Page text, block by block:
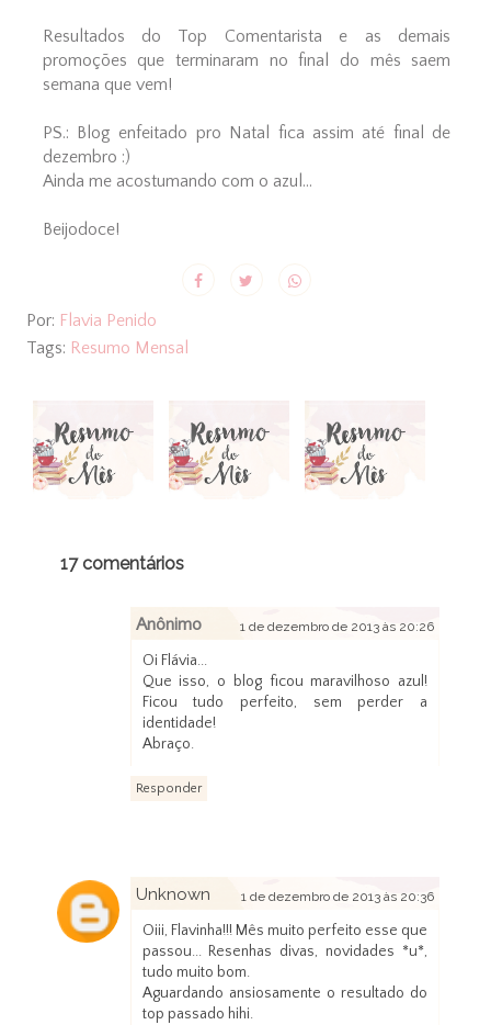
Resultados do Top Comentarista e as demais
promoções que terminaram no final do mês saem
semana que vem!
PS.: Blog enfeitado pro Natal fica assim até final de
dezembro :)
Ainda me acostumando com o azul...
Beijodoce!
Por: Flavia Penido
Tags: Resumo Mensal
17 comentários
Anônimo 1 de dezembro de 2013 às 20:26
Oi Flávia...
Que isso, o blog ficou maravilhoso azul!
Ficou tudo perfeito, sem perder a
identidade!
Abraço.
Responder
Unknown 1 de dezembro de 2013 às 20:36
Oiii, Flavinha!!! Mês muito perfeito esse que
passou... Resenhas divas, novidades *u*,
tudo muito bom.
Aguardando ansiosamente o resultado do
top passado hihi.